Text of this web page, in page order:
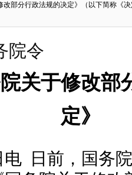
改部分行政法规的决定》（以下简称
院令
关于修改部
定》
日前，国务